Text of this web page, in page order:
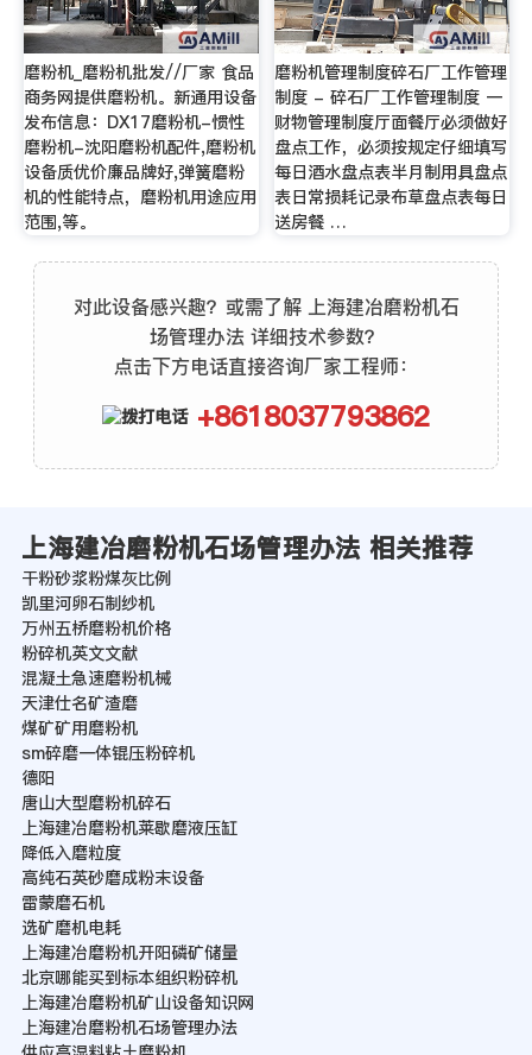
磨粉机_磨粉机批发//厂家 食品
商务网提供磨粉机。新通用设备
发布信息：DX17磨粉机-惯性
磨粉机-沈阳磨粉机配件,磨粉机
设备质优价廉品牌好,弹簧磨粉
机的性能特点，磨粉机用途应用
范围,等。
磨粉机管理制度碎石厂工作管理
制度 - 碎石厂工作管理制度 一
财物管理制度厅面餐厅必须做好
盘点工作，必须按规定仔细填写
每日酒水盘点表半月制用具盘点
表日常损耗记录布草盘点表每日
送房餐 …
对此设备感兴趣？或需了解 上海建冶磨粉机石
场管理办法 详细技术参数？
点击下方电话直接咨询厂家工程师：
+8618037793862
上海建冶磨粉机石场管理办法 相关推荐
干粉砂浆粉煤灰比例
凯里河卵石制纱机
万州五桥磨粉机价格
粉碎机英文文献
混凝土急速磨粉机械
天津仕名矿渣磨
煤矿矿用磨粉机
sm碎磨一体锟压粉碎机
德阳
唐山大型磨粉机碎石
上海建冶磨粉机莱歇磨液压缸
降低入磨粒度
高纯石英砂磨成粉末设备
雷蒙磨石机
选矿磨机电耗
上海建冶磨粉机开阳磷矿储量
北京哪能买到标本组织粉碎机
上海建冶磨粉机矿山设备知识网
上海建冶磨粉机石场管理办法